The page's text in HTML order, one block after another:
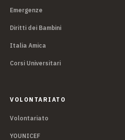
Emergenze
Diritti dei Bambini
Italia Amica
Corsi Universitari
VOLONTARIATO
Volontariato
YOUNICEF